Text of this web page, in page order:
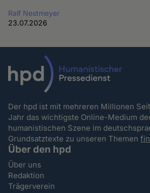
Ralf Nestmeyer
23.07.2026
Der hpd ist mit mehreren Millionen
Jahr das wichtigste Online-Medium
humanistischen Szene im
Grundsatztexte zu unseren Themen
Über den hpd
Über uns
Redaktion
Trägerverein